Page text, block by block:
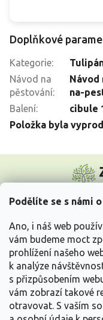
Podělíte se s námi
Ano, i náš web
vám budeme moct
prohlížení našeho
k analýze
s přizpůsobením
vám zobrazí takové
otravovat. S vaším
Doplňkové
Kategorie:
Návod na
pěstování:
Návod
na-
Balení:
cibule
Položka byla
p
Vše o nákupu
Informace pro Vás
Kontakujte nás